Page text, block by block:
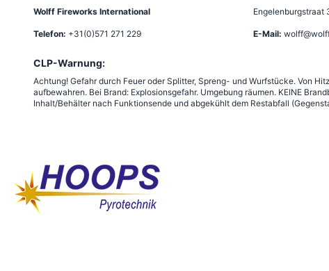
Wolff Fireworks International Engelenburgstraat
Telefon: +31(0)571 271 229 E-Mail:
CLP-Warnung:
Achtung! Gefahr durch Feuer oder Splitter, Spreng- und Wurfstücke. Von
aufbewahren. Bei Brand: Explosionsgefahr. Umgebung räumen. KEINE
Inhalt/Behälter nach Funktionsende und abgekühlt dem Restabfall